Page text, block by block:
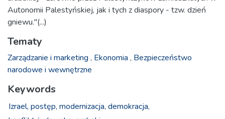
Autonomii Palestyńskiej, jak i tych z diaspory - tzw. dzień
gniewu."(...)
Tematy
Zarządzanie i marketing , Ekonomia , Bezpieczeństwo
narodowe i wewnętrzne
Keywords
Izrael, postęp, modernizacja, demokracja,